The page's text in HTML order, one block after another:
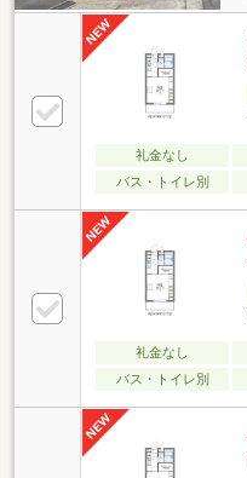
礼金なし
バス・トイレ別
礼金なし
バス・トイレ別